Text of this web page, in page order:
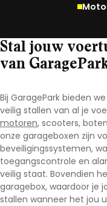
Stal jouw
van
Bij GaragePark bieden
veilig stallen van al je
motoren, scooters,
onze garageboxen zijn
beveiligingssystemen,
toegangscontrole en
veilig staat. Bovendien
garagebox, waardoor je
stallen wanneer het jou